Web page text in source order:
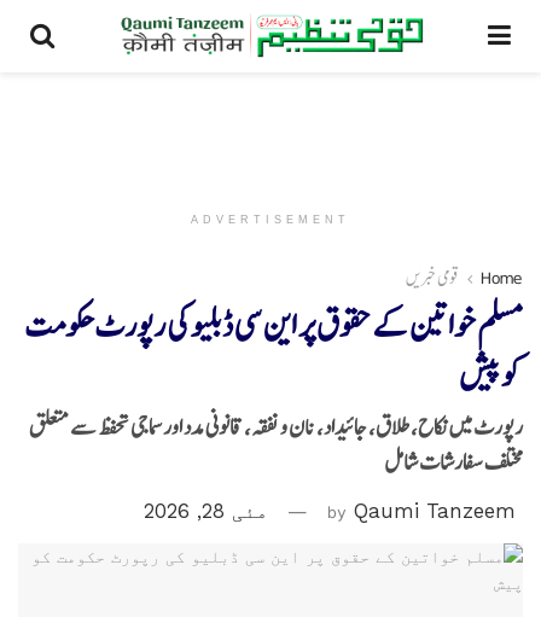
ADVERTISEMENT
Home قومی خبریں
مسلم خواتین کے حقوق پر این سی ڈبلیو کی رپورٹ حکومت
کو پیش
رپورٹ میں نکاح، طلاق، جائیداد، نان و نفقہ، قانونی مدد اور سماجی تحفظ سے متعلق
مختلف سفارشات شامل
by Qaumi Tanzeem مئی 28, 2026